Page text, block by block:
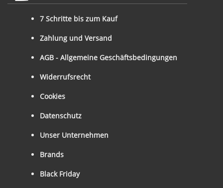
7 Schritte bis zum Kauf
Zahlung und Versand
AGB - Allgemeine Geschäftsbedingungen
Widerrufsrecht
Cookies
Datenschutz
Unser Unternehmen
Brands
Black Friday